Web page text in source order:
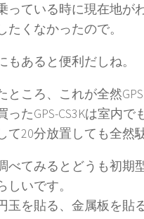
っている時に現在地が
たくなかったので。
もあると便利だしね。
ところ、これが全然
ったGPS-CS3Kは室内
て20分放置しても全然
べてみるとどうも初期
しいです。
玉を貼る、金属板を貼